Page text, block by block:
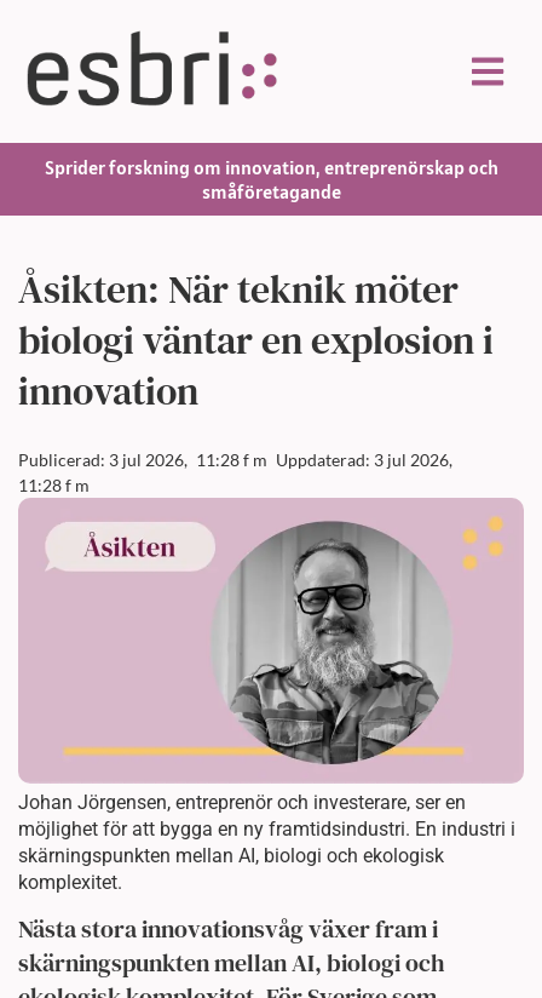
Sprider forskning om innovation, entreprenörskap och
småföretagande
Åsikten: När teknik möter
biologi väntar en explosion i
innovation
Publicerad: 3 jul 2026, 11:28 f m Uppdaterad: 3 jul 2026,
11:28 f m
Johan Jörgensen, entreprenör och investerare, ser en
möjlighet för att bygga en ny framtidsindustri. En industri i
skärningspunkten mellan AI, biologi och ekologisk
komplexitet.
Nästa stora innovationsvåg växer fram i
skärningspunkten mellan AI, biologi och